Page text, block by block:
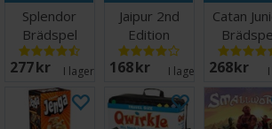
Splendor
Brädspel
277 SEK I lager: 20+
Jaipur 2nd
Edition
Brädspel
168 SEK I lager: 1
Catan
268 SEK